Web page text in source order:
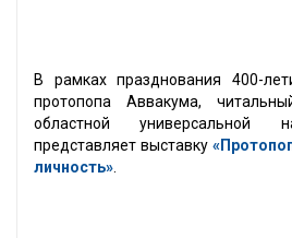
В рамках празднования 400-
протопопа Аввакума,
областной универсальной
представляет выставку
личность».